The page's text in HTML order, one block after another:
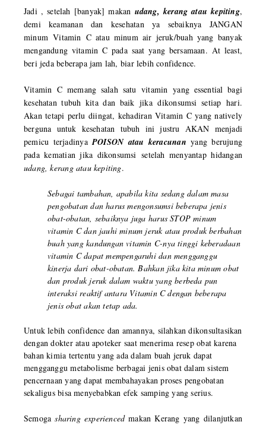
Jadi , setelah [banyak] makan udang, kerang atau kepiting,
demi keamanan dan kesehatan ya sebaiknya JANGAN
minum Vitamin C atau minum air jeruk/buah yang banyak
mengandung vitamin C pada saat yang bersamaan. At least,
beri jeda beberapa jam lah, biar lebih confidence.
Vitamin C memang salah satu vitamin yang essential bagi
kesehatan tubuh kita dan baik jika dikonsumsi setiap hari.
Akan tetapi perlu diingat, kehadiran Vitamin C yang natively
berguna untuk kesehatan tubuh ini justru AKAN menjadi
pemicu terjadinyaPOISON atau keracunan yang berujung
pada kematian jika dikonsumsi setelah menyantap hidangan
udang, kerang atau kepiting.
Sebagai tambahan, apabila kita sedang dalam masa
pengobatan dan harus mengonsumsi beberapa jenis
obat-obatan, sebaiknya juga harus STOP minum
vitamin C dan jauhi minum jeruk atau produk berbahan
buah yang kandungan vitamin C-nya tinggi keberadaan
vitamin C dapat mempengaruhi dan mengganggu
kinerja dari obat-obatan. Bahkan jika kita minum obat
dan produk jeruk dalam waktu yang berbeda pun
interaksi reaktif antara Vitamin C dengan beberapa
jenis obat akan tetap ada.
Untuk lebih confidence dan amannya, silahkan dikonsultasikan
dengan dokter atau apoteker saat menerima resep obat karena
bahan kimia tertentu yang ada dalam buah jeruk dapat
mengganggu metabolisme berbagai jenis obat dalam sistem
pencernaan yang dapat membahayakan proses pengobatan
sekaligus bisa menyebabkan efek samping yang serius.
Semogasharing experiencedmakan Kerang yang dilanjutkan